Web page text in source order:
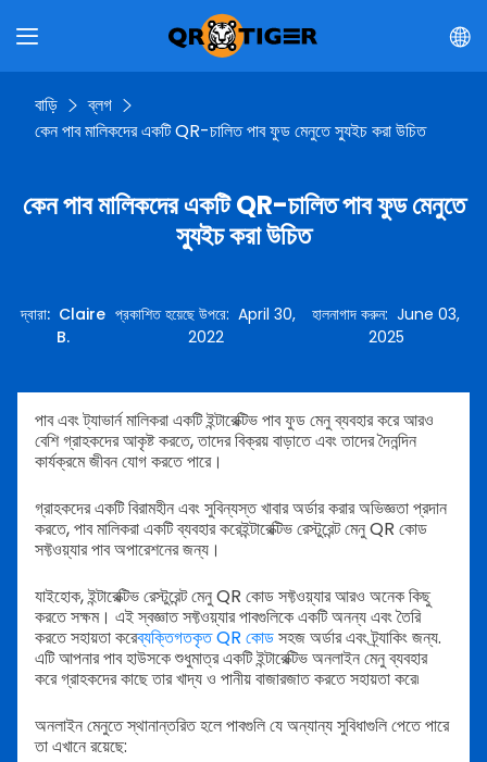
বাড়ি
ব্লগ
কেন পাব মালিকদের একটি QR-চালিত পাব ফুড মেনুতে স্যুইচ করা উচিত
কেন পাব মালিকদের একটি QR-চালিত পাব ফুড মেনুতে
স্যুইচ করা উচিত
দ্বারা: Claire
B.
প্রকাশিত হয়েছে উপরে:April 30,
2022
হালনাগাদ করুন:June 03,
2025
পাব এবং ট্যাভার্ন মালিকরা একটি ইন্টারেক্টিভ পাব ফুড মেনু ব্যবহার করে আরও
বেশি গ্রাহকদের আকৃষ্ট করতে, তাদের বিক্রয় বাড়াতে এবং তাদের দৈনন্দিন
কার্যক্রমে জীবন যোগ করতে পারে।
গ্রাহকদের একটি বিরামহীন এবং সুবিন্যস্ত খাবার অর্ডার করার অভিজ্ঞতা প্রদান
করতে, পাব মালিকরা একটি ব্যবহার করেইন্টারেক্টিভ রেস্টুরেন্ট মেনু QR কোড
সফ্টওয়্যার পাব অপারেশনের জন্য।
যাইহোক, ইন্টারেক্টিভ রেস্টুরেন্ট মেনু QR কোড সফ্টওয়্যার আরও অনেক কিছু
করতে সক্ষম। এই স্বজ্ঞাত সফ্টওয়্যার পাবগুলিকে একটি অনন্য এবং তৈরি
করতে সহায়তা করেব্যক্তিগতকৃত QR কোডসহজ অর্ডার এবং ট্র্যাকিং জন্য.
এটি আপনার পাব হাউসকে শুধুমাত্র একটি ইন্টারেক্টিভ অনলাইন মেনু ব্যবহার
করে গ্রাহকদের কাছে তার খাদ্য ও পানীয় বাজারজাত করতে সহায়তা করে৷
অনলাইন মেনুতে স্থানান্তরিত হলে পাবগুলি যে অন্যান্য সুবিধাগুলি পেতে পারে
তা এখানে রয়েছে: